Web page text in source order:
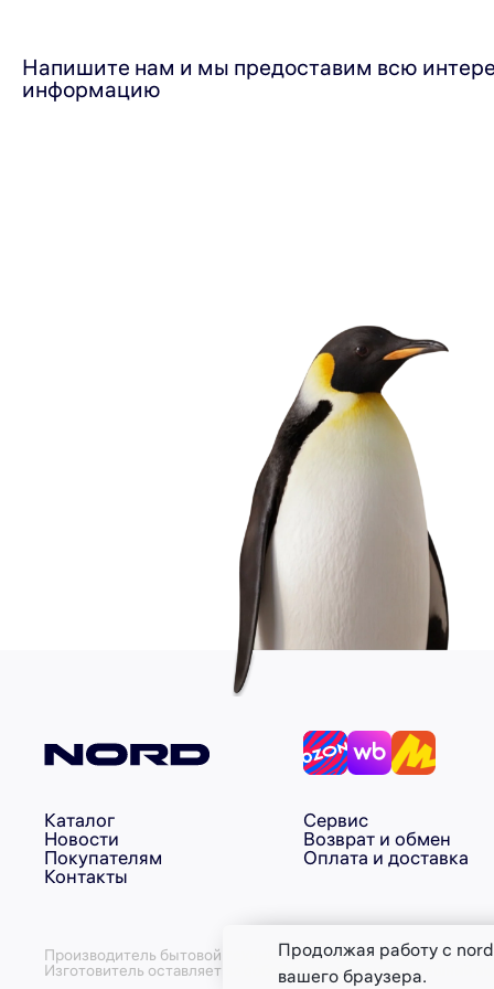
Напишите нам и мы предоставим всю
информацию
Каталог
Новости
Покупателям
Контакты
Сервис
Возврат и обмен
Оплата и доставка
Производитель бытовой техники ИНН - 6147022893 ОГРН
Изготовитель оставляет за собой право изменять внешний
Продолжая работу с
вашего браузера.